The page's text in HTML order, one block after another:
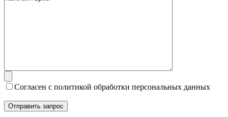
Согласен с политикой обработки персональных данных